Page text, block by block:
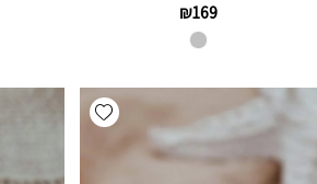
₪169
Add wishlist